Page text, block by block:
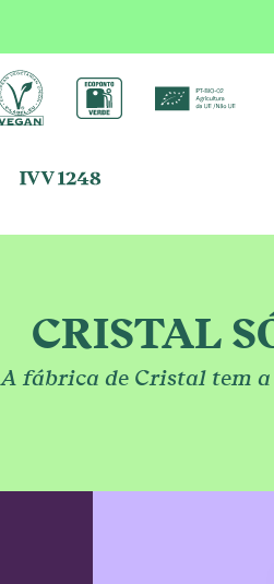
MÃE
CRISTAL
A fábrica de Cristal tem a